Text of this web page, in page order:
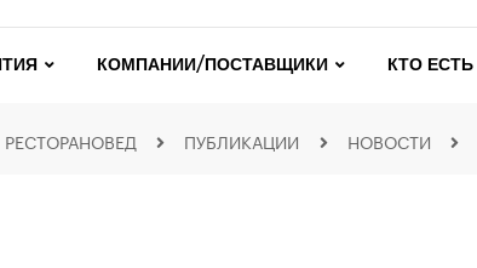
КОМПАНИИ/ПОСТАВЩИКИ КТО
РЕСТОРАНОВЕД ПУБЛИКАЦИИ НОВОСТИ